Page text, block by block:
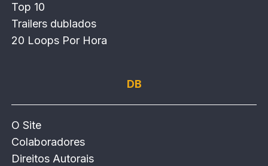
Top 10
Trailers dublados
20 Loops Por Hora
DB
O Site
Colaboradores
Direitos Autorais